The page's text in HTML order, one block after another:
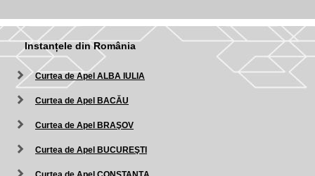
Instanțele din România
Curtea de Apel ALBA IULIA
Curtea de Apel BACĂU
Curtea de Apel BRAŞOV
Curtea de Apel BUCUREŞTI